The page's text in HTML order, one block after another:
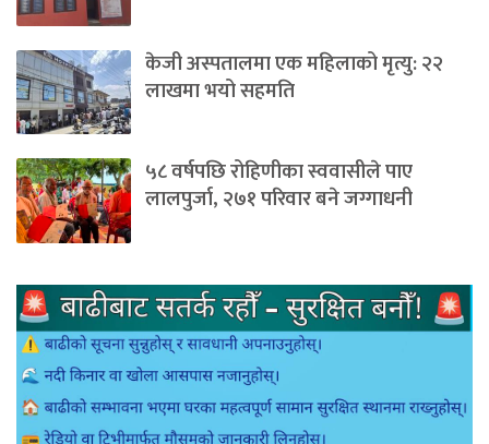
केजी अस्पतालमा एक महिलाको मृत्यु: २२
लाखमा भयो सहमति
५८ वर्षपछि रोहिणीका स्ववासीले पाए
लालपुर्जा, २७१ परिवार बने जग्गाधनी